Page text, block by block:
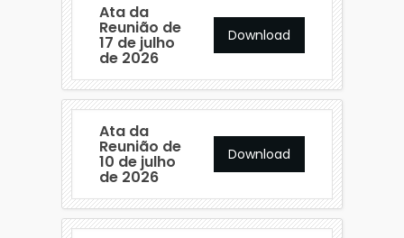
Ata da
Reunião de
17 de julho
de 2026
Download
Ata da
Reunião de
10 de julho
de 2026
Download